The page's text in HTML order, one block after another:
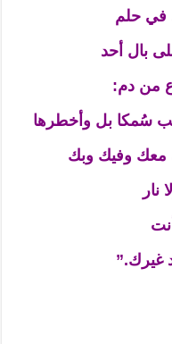
في حلم
بال أحد
من دم:
سُمكا بل وأخطرها
معك وفيك وبك
نار
غيرك.”